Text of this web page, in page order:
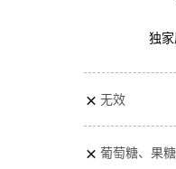
独
无效
葡萄糖、果